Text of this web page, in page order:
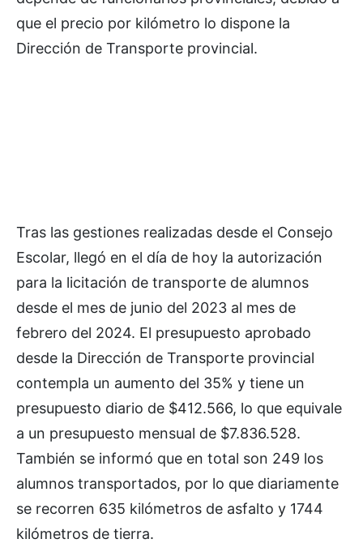
que el precio por kilómetro lo dispone la
Dirección de Transporte provincial.
Tras las gestiones realizadas desde el Consejo
Escolar, llegó en el día de hoy la autorización
para la licitación de transporte de alumnos
desde el mes de junio del 2023 al mes de
febrero del 2024. El presupuesto aprobado
desde la Dirección de Transporte provincial
contempla un aumento del 35% y tiene un
presupuesto diario de $412.566, lo que equivale
a un presupuesto mensual de $7.836.528.
También se informó que en total son 249 los
alumnos transportados, por lo que diariamente
se recorren 635 kilómetros de asfalto y 1744
kilómetros de tierra.